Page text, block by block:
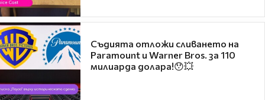
Съдията отложи сливането на
Paramount и Warner Bros. за 110
милиарда долара!😯💥